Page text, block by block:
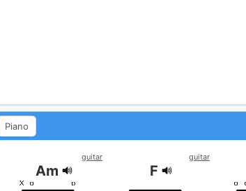
Piano
guitar
Am
guitar
F